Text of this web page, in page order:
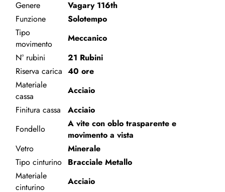
Genere
Vagary 116th
Funzione
Solotempo
Tipo
movimento
Meccanico
N° rubini
21 Rubini
Riserva carica 40 ore
Materiale
cassa
Acciaio
Finitura cassa
Acciaio
Fondello
A vite con oblo trasparente e
movimento a vista
Vetro
Minerale
Tipo cinturino Bracciale Metallo
Materiale
cinturino
Acciaio